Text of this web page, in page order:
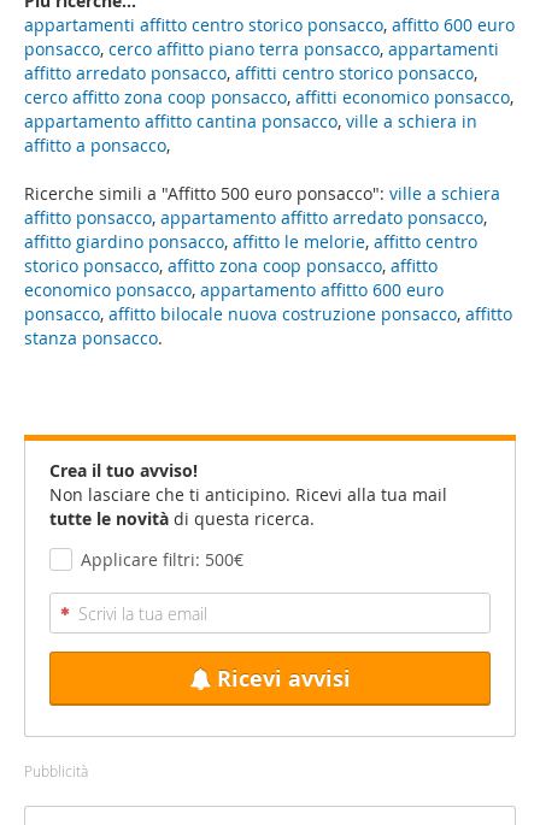
Ricerche simili a "Affitto 500 euro ponsacco": ville a schiera
affitto ponsacco, appartamento affitto arredato ponsacco,
affitto giardino ponsacco, affitto le melorie, affitto centro
storico ponsacco, affitto zona coop ponsacco, affitto
economico ponsacco, appartamento affitto 600 euro
ponsacco, affitto bilocale nuova costruzione ponsacco, affitto
stanza ponsacco.
appartamenti affitto centro storico ponsacco, affitto 600 euro
ponsacco, cerco affitto piano terra ponsacco, appartamenti
affitto arredato ponsacco, affitti centro storico ponsacco,
cerco affitto zona coop ponsacco, affitti economico ponsacco,
appartamento affitto cantina ponsacco, ville a schiera in
affitto a ponsacco,
Crea il tuo avviso!
Non lasciare che ti anticipino. Ricevi alla tua mail
tutte le novità di questa ricerca.
Applicare filtri: 500€
Ricevi avvisi
Pubblicità